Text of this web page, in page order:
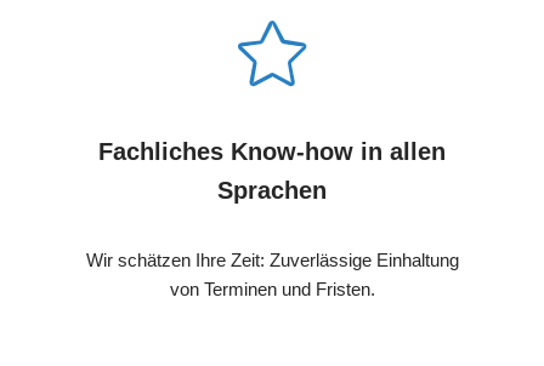
Fachliches Know-how in allen
Sprachen
Wir schätzen Ihre Zeit: Zuverlässige Einhaltung
von Terminen und Fristen.